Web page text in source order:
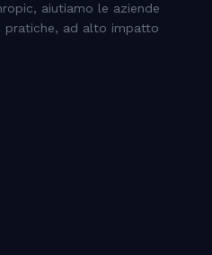
aiutiamo le aziende
pratiche, ad alto impatto